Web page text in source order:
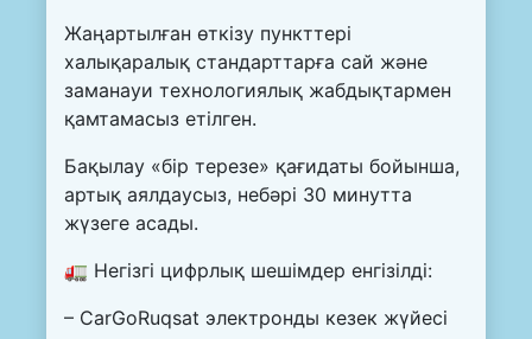
Жаңартылған өткізу пункттері
халықаралық стандарттарға сай және
заманауи технологиялық жабдықтармен
қамтамасыз етілген.
Бақылау «бір терезе» қағидаты бойынша,
артық аялдаусыз, небәрі 30 минутта
жүзеге асады.
🚛 Негізгі цифрлық шешімдер енгізілді:
– CarGoRuqsat электронды кезек жүйесі